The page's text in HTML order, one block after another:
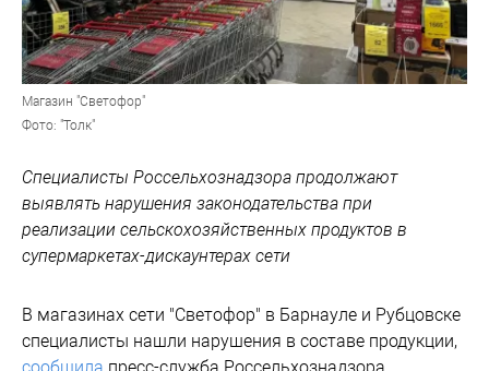
Магазин "Светофор"
Фото: "Толк"
Специалисты Россельхознадзора продолжают
выявлять нарушения законодательства при
реализации сельскохозяйственных продуктов в
супермаркетах-дискаунтерах сети
В магазинах сети "Светофор" в Барнауле и Рубцовске
специалисты нашли нарушения в составе продукции,
сообщила пресс-служба Россельхознадзора.